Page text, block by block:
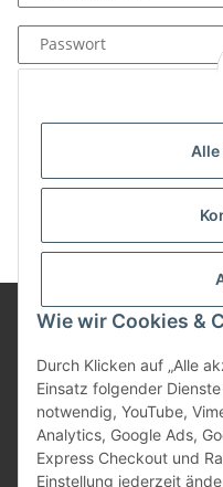
Alle
Wie wir Cookies &
Durch Klicken auf „Alle
Einsatz folgender
notwendig, YouTube,
Analytics, Google Ads,
Express Checkout und
Einstellung jederzeit
Passwort
Neu hier?Jetzt registrieren!
Informationen
Gesetzliche Informationen